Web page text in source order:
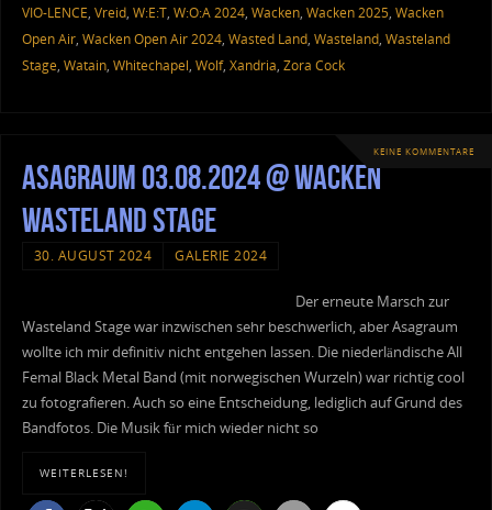
VIO-LENCE, Vreid, W:E:T, W:O:A 2024, Wacken, Wacken 2025, Wacken
Open Air, Wacken Open Air 2024, Wasted Land, Wasteland, Wasteland
Stage, Watain, Whitechapel, Wolf, Xandria, Zora Cock
KEINE KOMMENTARE
Asagraum 03.08.2024 @ Wacken
Wasteland Stage
30. AUGUST 2024 GALERIE 2024
Der erneute Marsch zur
Wasteland Stage war inzwischen sehr beschwerlich, aber Asagraum
wollte ich mir definitiv nicht entgehen lassen. Die niederländische All
Femal Black Metal Band (mit norwegischen Wurzeln) war richtig cool
zu fotografieren. Auch so eine Entscheidung, lediglich auf Grund des
Bandfotos. Die Musik für mich wieder nicht so
WEITERLESEN!